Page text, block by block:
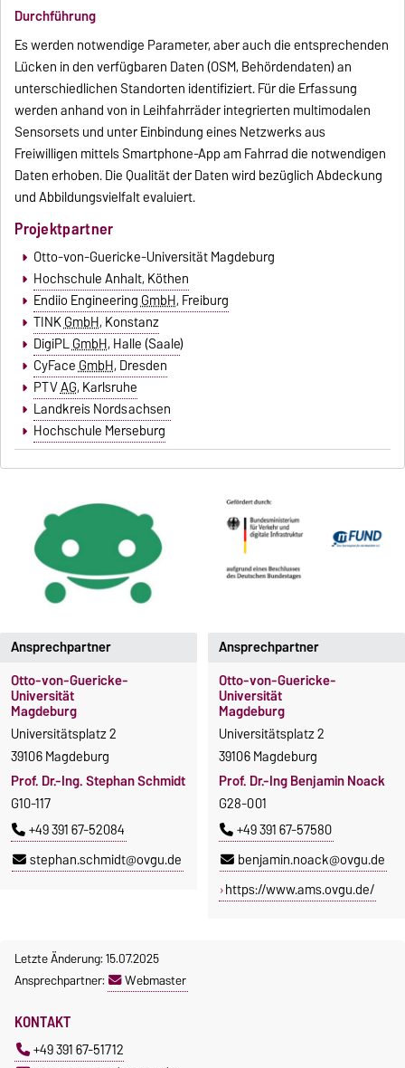
Durchführung
Es werden notwendige Parameter, aber auch die entsprechenden
Lücken in den verfügbaren Daten (OSM, Behördendaten) an
unterschiedlichen Standorten identifiziert. Für die Erfassung
werden anhand von in Leihfahrräder integrierten multimodalen
Sensorsets und unter Einbindung eines Netzwerks aus
Freiwilligen mittels Smartphone-App am Fahrrad die notwendigen
Daten erhoben. Die Qualität der Daten wird bezüglich Abdeckung
und Abbildungsvielfalt evaluiert.
Projektpartner
Otto-von-Guericke-Universität Magdeburg
Hochschule Anhalt, Köthen
Endiio EngineeringGmbH, Freiburg
TINKGmbH, Konstanz
DigiPLGmbH, Halle (Saale)
CyFaceGmbH, Dresden
PTVAG, Karlsruhe
Landkreis Nordsachsen
Hochschule Merseburg
Ansprechpartner
Otto-von-Guericke-
Universität
Magdeburg
Universitätsplatz 2
39106 Magdeburg
Prof. Dr.-Ing. Stephan Schmidt
G10-117
+49 391 67-52084
stephan.schmidt@ovgu.de
Ansprechpartner
Otto-von-Guericke-
Universität
Magdeburg
Universitätsplatz 2
39106 Magdeburg
Prof. Dr.-Ing Benjamin Noack
G28-001
+49 391 67-57580
benjamin.noack@ovgu.de
https://www.ams.ovgu.de/
Letzte Änderung: 15.07.2025
Ansprechpartner:
Webmaster
KONTAKT
+49 391 67-51712